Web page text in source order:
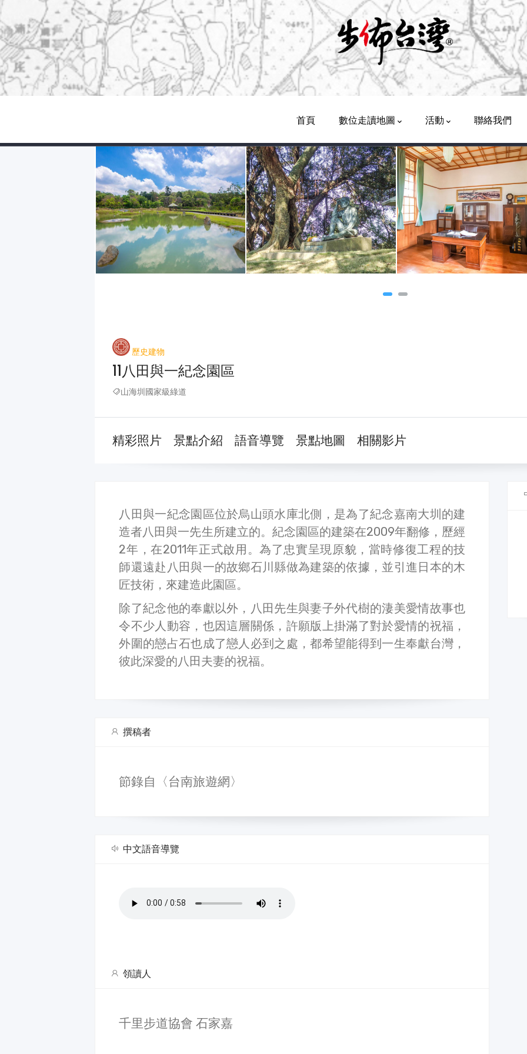
Navigation
首頁 數位走讀地圖 活動 聯絡我們
歷史建物
11八田與一紀念園區
山海圳國家級綠道
精彩照片 景點介紹 語音導覽 景點地圖 相關影片
八田與一紀念園區位於烏山頭水庫北側，是為了紀念嘉南大圳的建
造者八田與一先生所建立的。紀念園區的建築在2009年翻修，歷經
2年，在2011年正式啟用。為了忠實呈現原貌，當時修復工程的技
師還遠赴八田與一的故鄉石川縣做為建築的依據，並引進日本的木
匠技術，來建造此園區。
除了紀念他的奉獻以外，八田先生與妻子外代樹的淒美愛情故事也
令不少人動容，也因這層關係，許願版上掛滿了對於愛情的祝福，
外圍的戀占石也成了戀人必到之處，都希望能得到一生奉獻台灣，
彼此深愛的八田夫妻的祝福。
撰稿者
節錄自〈台南旅遊網〉
中文語音導覽
領讀人
千里步道協會 石家嘉